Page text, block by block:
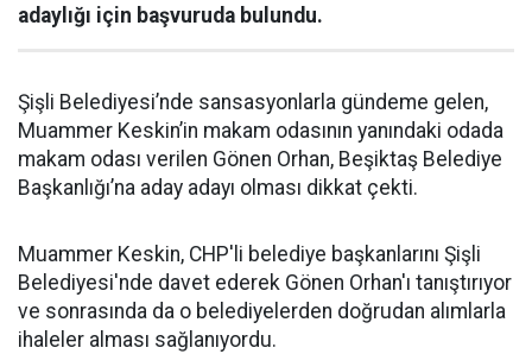
adaylığı için başvuruda bulundu.
Şişli Belediyesi’nde sansasyonlarla gündeme gelen,
Muammer Keskin’in makam odasının yanındaki odada
makam odası verilen Gönen Orhan, Beşiktaş Belediye
Başkanlığı’na aday adayı olması dikkat çekti.
Muammer Keskin, CHP'li belediye başkanlarını Şişli
Belediyesi'nde davet ederek Gönen Orhan'ı tanıştırıyor
ve sonrasında da o belediyelerden doğrudan alımlarla
ihaleler alması sağlanıyordu.